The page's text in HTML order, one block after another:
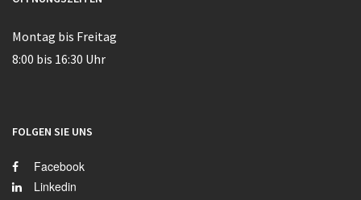
Montag bis Freitag
8:00 bis 16:30 Uhr
FOLGEN SIE UNS
Facebook
Linkedin